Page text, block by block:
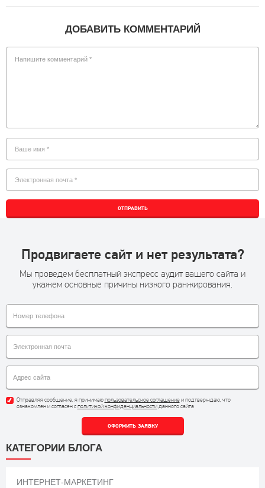
ДОБАВИТЬ КОММЕНТАРИЙ
ОТПРАВИТЬ
КАТЕГОРИИ БЛОГА
ИНТЕРНЕТ-МАРКЕТИНГ
Продвигаете сайт и нет результата?
Мы проведем бесплатный экспресс аудит вашего сайта и
укажем основные причины низкого ранжирования.
Отправляя сообщение, я принимаюпользовательское соглашениеи подтверждаю, что
ознакомлен и согласен сполитикой конфиденциальностиданного сайта
ОФОРМИТЬ ЗАЯВКУ